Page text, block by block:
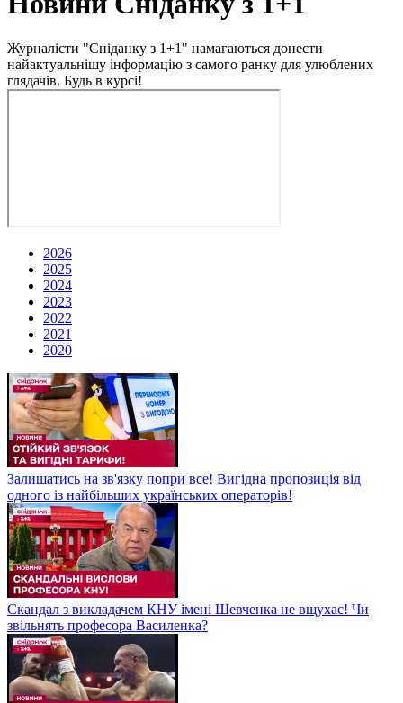
Журналісти "Сніданку з 1+1" намагаються донести
найактуальнішу інформацію з самого ранку для улюблених
глядачів. Будь в курсі!
2026
2025
2024
2023
2022
2021
2020
Залишатись на зв'язку попри все! Вигідна пропозиція від
одного із найбільших українських операторів!
Скандал з викладачем КНУ імені Шевченка не вщухає! Чи
звільнять професора Василенка?